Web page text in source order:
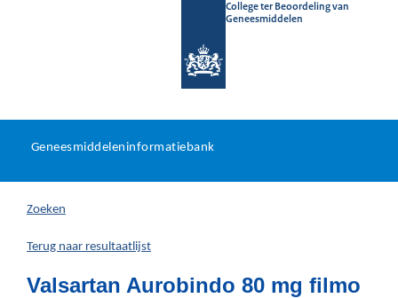
College ter Beoordeling van
Geneesmiddelen
U
hier:
Geneesmiddeleninformatiebank
Zoeken
Terug naar resultaatlijst
Valsartan Aurobindo 80 mg filmo